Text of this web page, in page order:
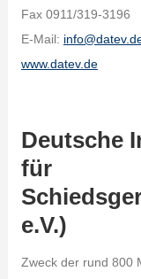
Fax 0911/319-3196
E-Mail:
www.datev.de
Deutsche
für
e.V.)
Zweck der rund 800